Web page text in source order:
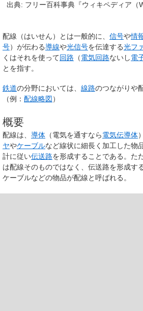
出典: フリー百科事典『ウィキペディア
配線 （はいせん）とは一般的に、 信号や情
号）が伝わる導線や光信号を伝達する光フ
くはそれを使って回路 （電気回路ないし電
とを指す。
鉄道の分野においては、 線路のつながりや
（例： 配線略図 ）
概要
配線は、 導体 （電気を通すなら電気伝導体
ヤやケーブルなど線状に細長く加工した物
計に従い伝送路を形成することである。た
は配線そのものではなく、伝送路を形成す
ケーブルなどの物品が配線と呼ばれる。